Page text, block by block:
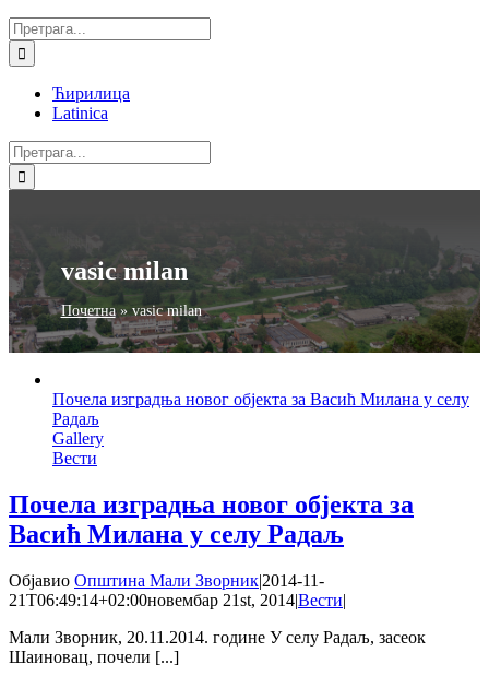
Претрага:
Ћирилица
Latinica
Facebook
Instagram
YouTube
Twitter
Е-
пошта
Претрага:
vasic milan
Почетна» vasic milan
Почела изградња новог објекта за Васић Милана у селу
Радаљ
Gallery
Вести
Почела изградња новог објекта за
Васић Милана у селу Радаљ
Објавио Општина Мали Зворник|2014-11-
21T06:49:14+02:00новембар 21st, 2014|Вести|
Мали Зворник, 20.11.2014. године У селу Радаљ, засеок
Шаиновац, почели [...]